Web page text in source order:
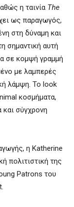
η ταινία The
ως παραγωγός,
στη δύναμη και
σημαντική αυτή
σε κομψή γραμμή
με λαμπερές
λάμψη. Το look
κοσμήματα,
σύγχρονη
η Katherine
πολιτιστική της
Patrons του
.